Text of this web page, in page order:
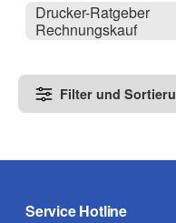
Drucker-Ratgeber
Rechnungskauf
Filter und
Service Hotline